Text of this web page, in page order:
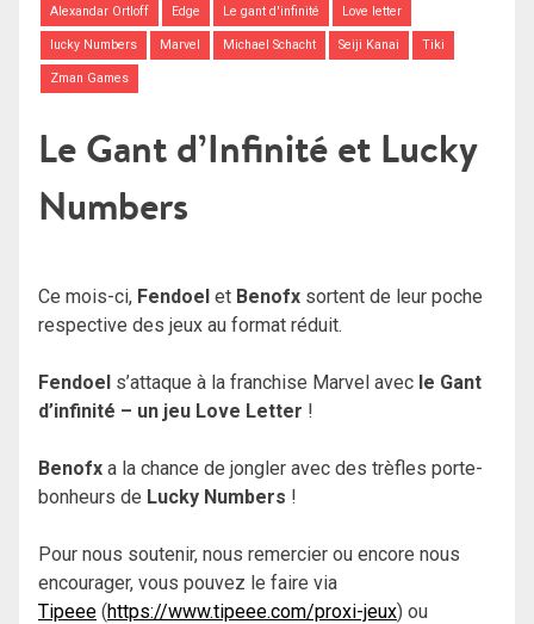
Alexandar Ortloff Edge Le gant d'infinité Love letter
lucky Numbers Marvel Michael Schacht Seiji Kanai Tiki
Zman Games
Le Gant d’Infinité et Lucky
Numbers
Ce mois-ci, Fendoel et Benofx sortent de leur poche
respective des jeux au format réduit.
Fendoel s’attaque à la franchise Marvel avec le Gant
d’infinité – un jeu Love Letter !
Benofx a la chance de jongler avec des trèfles porte-
bonheurs de Lucky Numbers !
Pour nous soutenir, nous remercier ou encore nous
encourager, vous pouvez le faire via
Tipeee (https://www.tipeee.com/proxi-jeux) ou